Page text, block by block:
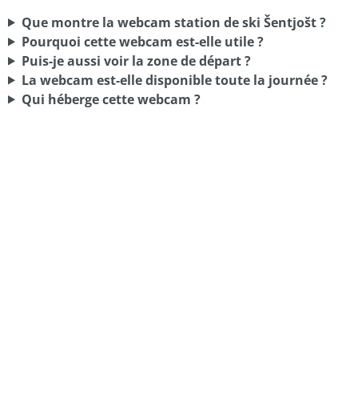
Que montre la webcam station de ski Šentjošt ?
Pourquoi cette webcam est-elle utile ?
Puis-je aussi voir la zone de départ ?
La webcam est-elle disponible toute la journée ?
Qui héberge cette webcam ?